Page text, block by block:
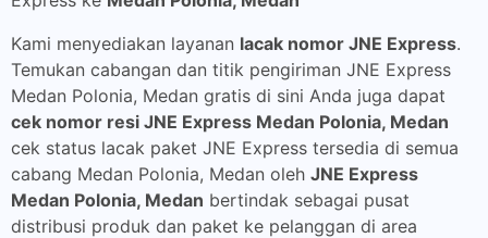
Kami menyediakan layanan lacak nomor JNE Express.
Temukan cabangan dan titik pengiriman JNE Express
Medan Polonia, Medan gratis di sini Anda juga dapat
cek nomor resi JNE Express Medan Polonia, Medan
cek status lacak paket JNE Express tersedia di semua
cabang Medan Polonia, Medan oleh JNE Express
Medan Polonia, Medan bertindak sebagai pusat
distribusi produk dan paket ke pelanggan di area